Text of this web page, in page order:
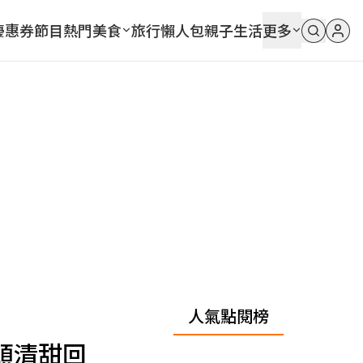
惠券節目熱門美食 旅行懶人包親子生活更多
清甜回
人氣點閱榜